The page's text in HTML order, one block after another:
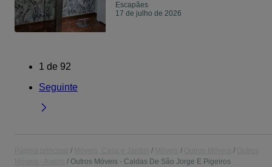
Escapães
17 de julho de 2026
1 de 92
Seguinte
Outros Móveis - Caldas De São Jorge E Pigeiros